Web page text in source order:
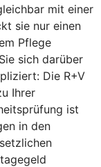
mit einer
sie nur einen
Pflege
sich darüber
Die R+V
Ihrer
ist
in den